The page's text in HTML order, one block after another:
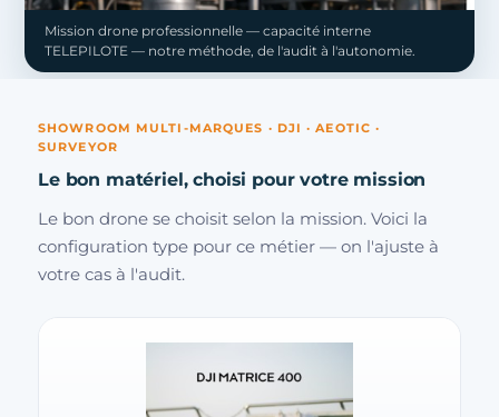
Mission drone professionnelle — capacité interne
TELEPILOTE — notre méthode, de l'audit à l'autonomie.
SHOWROOM MULTI-MARQUES · DJI · AEOTIC ·
SURVEYOR
Le bon matériel, choisi pour votre mission
Le bon drone se choisit selon la mission. Voici la
configuration type pour ce métier — on l'ajuste à
votre cas à l'audit.